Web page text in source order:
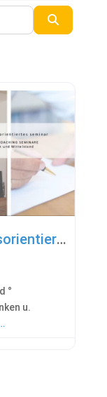
sls2 – systemisch lösungsorientiertes seminar
°
u.